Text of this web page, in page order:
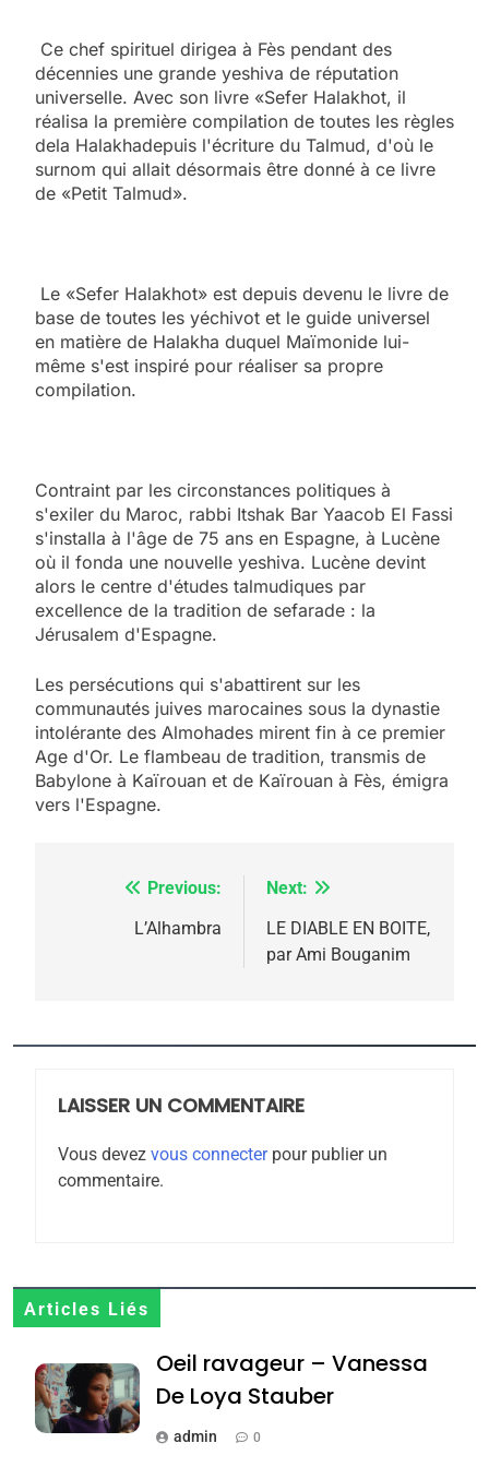
Ce chef spirituel dirigea à Fès pendant des
décennies une grande yeshiva de réputation
universelle. Avec son livre «Sefer Halakhot, il
réalisa la première compilation de toutes les règles
dela Halakhadepuis l'écriture du Talmud, d'où le
surnom qui allait désormais être donné à ce livre
de «Petit Talmud».
Le «Sefer Halakhot» est depuis devenu le livre de
base de toutes les yéchivot et le guide universel
en matière de Halakha duquel Maïmonide lui-
même s'est inspiré pour réaliser sa propre
compilation.
Contraint par les circonstances politiques à
s'exiler du Maroc, rabbi Itshak Bar Yaacob El Fassi
s'installa à l'âge de 75 ans en Espagne, à Lucène
où il fonda une nouvelle yeshiva. Lucène devint
alors le centre d'études talmudiques par
excellence de la tradition de sefarade : la
Jérusalem d'Espagne.
Les persécutions qui s'abattirent sur les
communautés juives marocaines sous la dynastie
intolérante des Almohades mirent fin à ce premier
Age d'Or. Le flambeau de tradition, transmis de
Babylone à Kaïrouan et de Kaïrouan à Fès, émigra
vers l'Espagne.
NavigationPrevious:
L’Alhambra
Next:
LE DIABLE EN BOITE,
par Ami Bouganim
LAISSER UN COMMENTAIRE
Vous devez vous connecterpour publier un
commentaire.
Articles Liés
Oeil ravageur – Vanessa
De Loya Stauber
admin 0
2025, l’année la plus
rapport d’ADL contre
FRANCE ISRAÉL
6
Zrihen-Dvir
7
Jacques Hadida
JUDAISME